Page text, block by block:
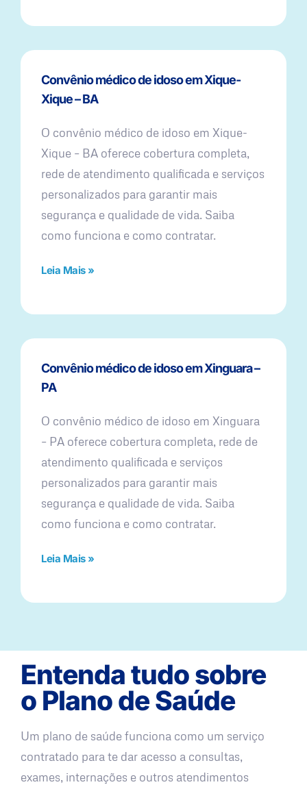
Convênio médico de idoso em Xique-
Xique – BA
O convênio médico de idoso em Xique-
Xique – BA oferece cobertura completa,
rede de atendimento qualificada e serviços
personalizados para garantir mais
segurança e qualidade de vida. Saiba
como funciona e como contratar.
Leia Mais »
Convênio médico de idoso em Xinguara –
PA
O convênio médico de idoso em Xinguara
– PA oferece cobertura completa, rede de
atendimento qualificada e serviços
personalizados para garantir mais
segurança e qualidade de vida. Saiba
como funciona e como contratar.
Leia Mais »
Entenda tudo sobre
o Plano de Saúde
Um plano de saúde funciona como um serviço
contratado para te dar acesso a consultas,
exames, internações e outros atendimentos